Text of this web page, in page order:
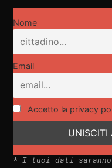
Nome
Email
Accetto la privacy
*I tuoi dati